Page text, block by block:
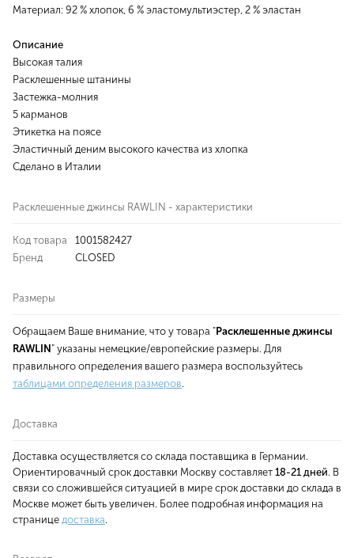
Материал: 92 % хлопок, 6 % эластомультиэстер, 2 % эластан
Описание
Высокая талия
Расклешенные штанины
Застежка-молния
5 карманов
Этикетка на поясе
Эластичный деним высокого качества из хлопка
Сделано в Италии
Расклешенные джинсы RAWLIN - характеристики
Код товара
1001582427
Бренд
CLOSED
Размеры
Обращаем Ваше внимание, что у товара "Расклешенные джинсы
RAWLIN " указаны немецкие/европейские размеры. Для
правильного определения вашего размера воспользуйтесь
таблицами определения размеров.
Доставка
Доставка осуществляется со склада поставщика в Германии.
Ориентировачный срок доставки Москву составляет 18-21 дней. В
связи со сложившейся ситуацией в мире срок доставки до склада в
Москве может быть увеличен. Более подробная информация на
странице доставка.